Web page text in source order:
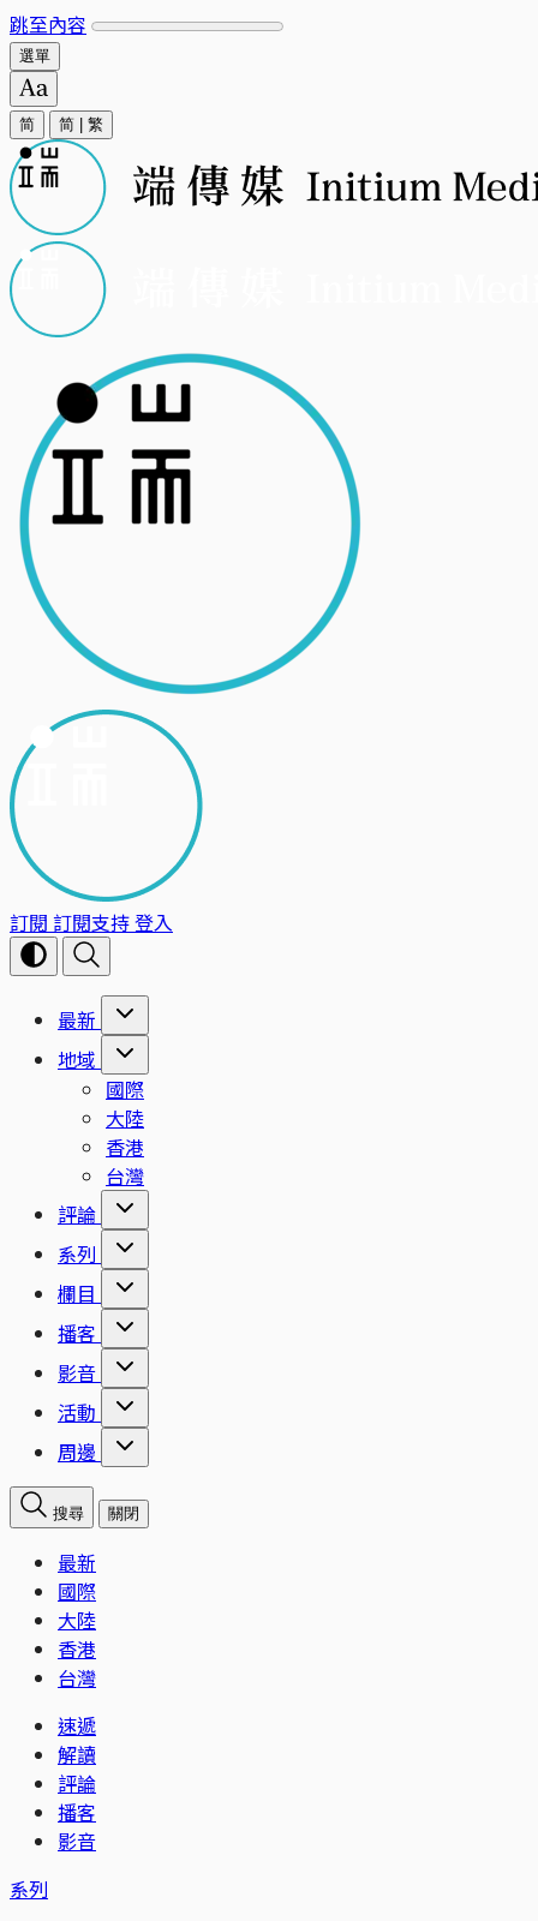
跳至內容
選單
简 简 繁
訂閱 訂閱支持登入
最新
地域
國際
大陸
香港
台灣
評論
系列
欄目
播客
影音
活動
周邊
搜尋 關閉
最新
國際
大陸
香港
台灣
速遞
解讀
評論
播客
影音
系列